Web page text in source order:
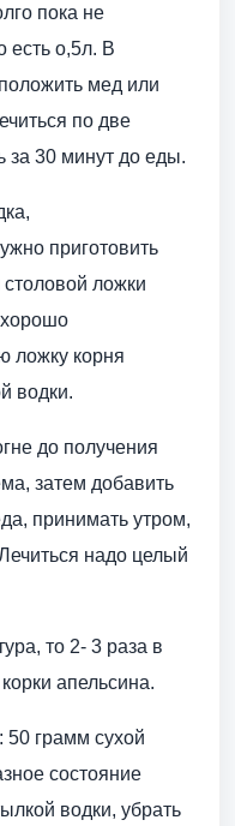
пока не
есть о,5л. В
мед или
по две
за 30 минут до еды.
приготовить
ложки
ложку корня
водки.
до получения
затем добавить
принимать утром,
надо целый
то 2- 3 раза в
апельсина.
грамм сухой
состояние
водки, убрать